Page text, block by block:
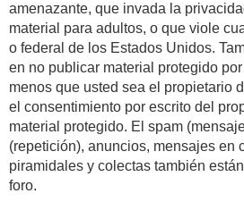
amenazante, que invada la
material para adultos, o que viole
o federal de los Estados Unidos.
en no publicar material protegido
menos que usted sea el propietario
el consentimiento por escrito del
material protegido. El spam
(repetición), anuncios, mensajes en
piramidales y colectas también
foro.